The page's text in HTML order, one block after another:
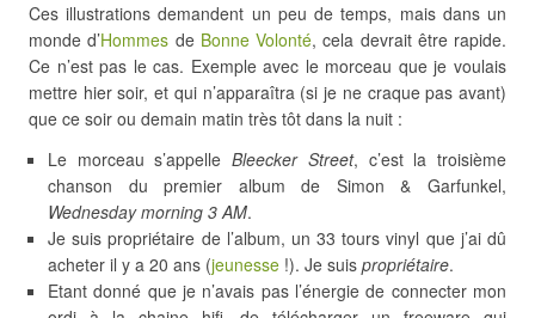
Ces illustrations demandent un peu de temps, mais dans un
monde d’Hommes de Bonne Volonté, cela devrait être rapide.
Ce n’est pas le cas. Exemple avec le morceau que je voulais
mettre hier soir, et qui n’apparaîtra (si je ne craque pas avant)
que ce soir ou demain matin très tôt dans la nuit :
Le morceau s’appelleBleecker Street, c’est la troisième
chanson du premier album de Simon & Garfunkel,
Wednesday morning 3 AM.
Je suis propriétaire de l’album, un 33 tours vinyl que j’ai dû
acheter il y a 20 ans (jeunesse !). Je suis propriétaire.
Etant donné que je n’avais pas l’énergie de connecter mon